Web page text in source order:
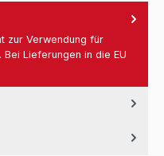
zur Verwendung für
Lieferungen in die EU